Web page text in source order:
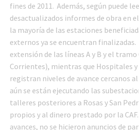
fines de 2011. Además, según puede
desactualizados informes de obra en
la mayoría de las estaciones
externos ya se encuentran finalizadas.
extensión de las líneas A y B y el
Corrientes), mientras que Hospitales y
registran niveles de avance cercanos
aún se están ejecutando las
talleres posteriores a Rosas y San
propios y al dinero prestado por la
avances, no se hicieron anuncios de